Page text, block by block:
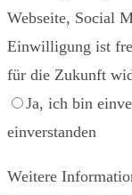
Webseite, Social
Einwilligung ist
für die Zukunft
Ja, ich bin
einverstanden
Weitere